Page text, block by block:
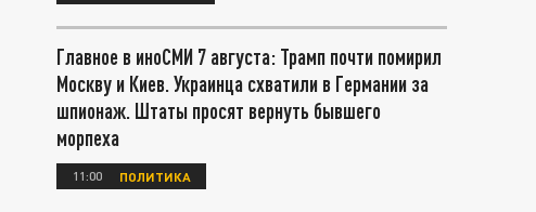
Главное в иноСМИ 7 августа: Трамп почти помирил
Москву и Киев. Украинца схватили в Германии за
шпионаж. Штаты просят вернуть бывшего
морпеха
11:00 ПОЛИТИКА